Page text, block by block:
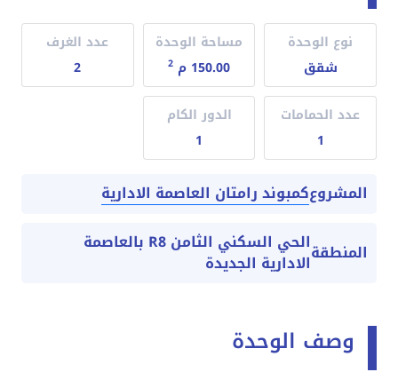
نوع الوحدة
شقق
مساحة الوحدة
150.00 م
2
عدد الغرف
2
عدد الحمامات
1
الدور الكام
1
المشروعكمبوند رامتان العاصمة الادارية
المنطقة الحي السكني الثامن R8 بالعاصمة
الادارية الجديدة
وصف الوحدة